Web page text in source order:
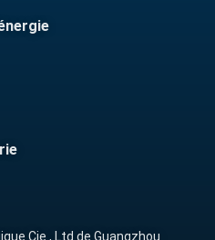
Cie., Ltd de Guangzhou